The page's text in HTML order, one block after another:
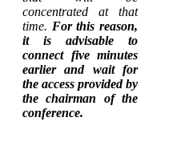
concentrated at that
time. For this reason,
it is advisable to
connect five minutes
earlier and wait for
the access provided by
the chairman of the
conference.